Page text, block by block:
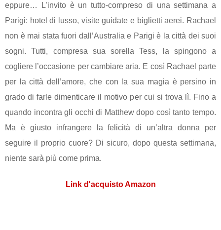
eppure… L’invito è un tutto-compreso di una settimana a
Parigi: hotel di lusso, visite guidate e biglietti aerei. Rachael
non è mai stata fuori dall’Australia e Parigi è la città dei suoi
sogni. Tutti, compresa sua sorella Tess, la spingono a
cogliere l’occasione per cambiare aria. E così Rachael parte
per la città dell’amore, che con la sua magia è persino in
grado di farle dimenticare il motivo per cui si trova lì. Fino a
quando incontra gli occhi di Matthew dopo così tanto tempo.
Ma è giusto infrangere la felicità di un’altra donna per
seguire il proprio cuore? Di sicuro, dopo questa settimana,
niente sarà più come prima.
Link d'acquisto Amazon